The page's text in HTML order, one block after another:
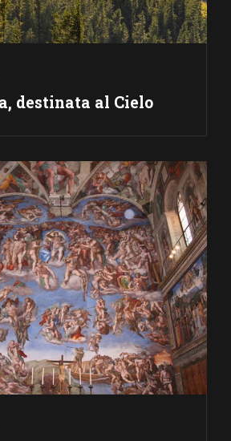
destinata al Cielo